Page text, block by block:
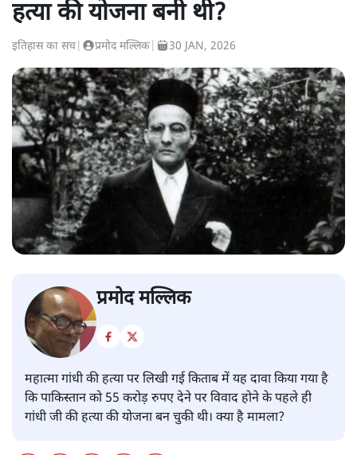
हत्या की योजना बनी थी?
इतिहास का सच प्रमोद मल्लिक 30 JAN, 2026
प्रमोद मल्लिक
महात्मा गांधी की हत्या पर लिखी गई किताब में यह दावा किया गया है
कि पाकिस्तान को 55 करोड़ रुपए देने पर विवाद होने के पहले ही
गांधी जी की हत्या की योजना बन चुकी थी। क्या है मामला?